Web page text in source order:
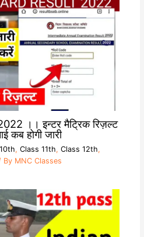
।। इन्टर मैट्रिक रिज़ल्ट
कब होगी जारी
, Class 11th, Class 12th,
MNC Classes